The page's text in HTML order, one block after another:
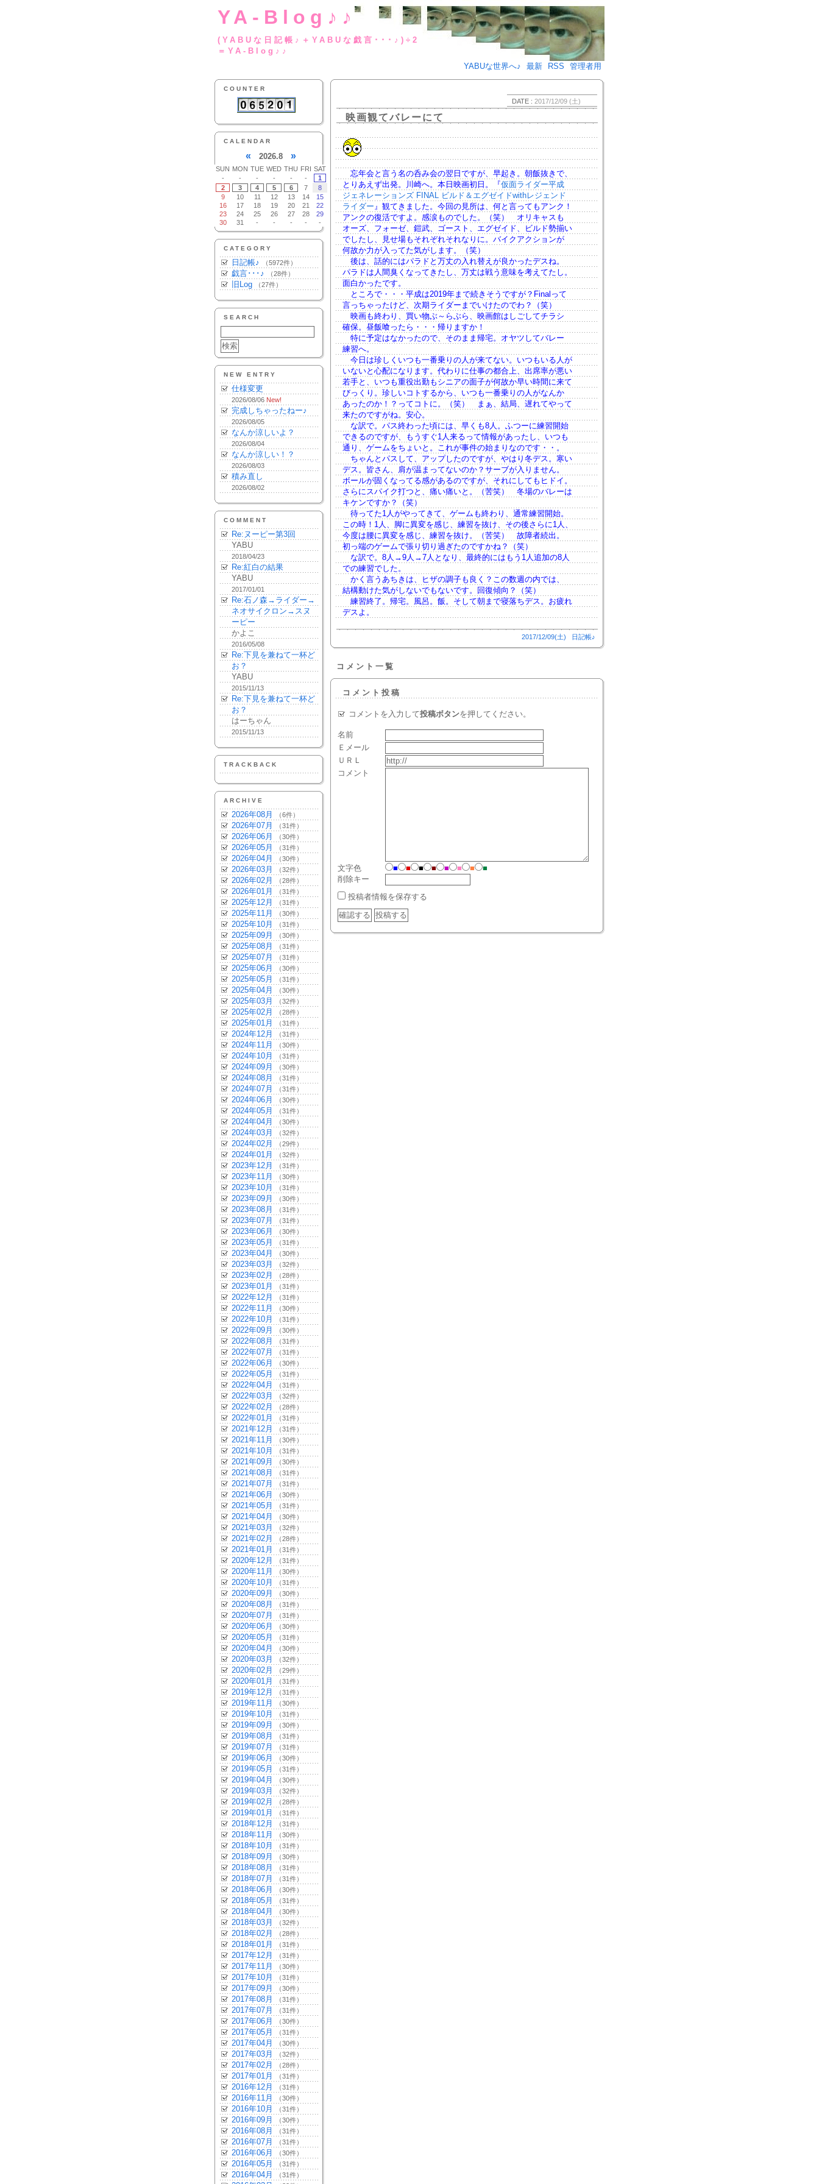
YA-Blog♪♪
(YABUな日記帳♪＋YABUな戯言･･･♪)÷2
＝YA-Blog♪♪
YABUな世界へ♪
最新 RSS 管理者用
COUNTER
CALENDAR
« 2026.8 »
SUN MON TUE WED THU FRI SAT
-
- - - - -
1
2
3 4 5 6 7
8
9
10 11 12 13 14
15
16
17 18 19 20 21
22
23
24 25 26 27 28
29
30
31 - - - - -
CATEGORY
日記帳♪ （5972件）
戯言･･･♪ （28件）
旧Log （27件）
SEARCH
NEW ENTRY
仕様変更
2026/08/06 New!
完成しちゃったねー♪
2026/08/05
なんか涼しいよ？
2026/08/04
なんか涼しい！？
2026/08/03
積み直し
2026/08/02
COMMENT
Re:ヌーピー第3回
YABU
2018/04/23
Re:紅白の結果
YABU
2017/01/01
Re:石ノ森→ライダー→
ネオサイクロン→スヌ
ーピー
かよこ
2016/05/08
Re:下見を兼ねて一杯ど
お？
YABU
2015/11/13
Re:下見を兼ねて一杯ど
お？
はーちゃん
2015/11/13
TRACKBACK
ARCHIVE
2026年08月 （6件）
2026年07月 （31件）
2026年06月 （30件）
2026年05月 （31件）
2026年04月 （30件）
2026年03月 （32件）
2026年02月 （28件）
2026年01月 （31件）
2025年12月 （31件）
2025年11月 （30件）
2025年10月 （31件）
2025年09月 （30件）
2025年08月 （31件）
2025年07月 （31件）
2025年06月 （30件）
2025年05月 （31件）
2025年04月 （30件）
2025年03月 （32件）
2025年02月 （28件）
2025年01月 （31件）
2024年12月 （31件）
2024年11月 （30件）
2024年10月 （31件）
2024年09月 （30件）
2024年08月 （31件）
2024年07月 （31件）
2024年06月 （30件）
2024年05月 （31件）
2024年04月 （30件）
2024年03月 （32件）
2024年02月 （29件）
2024年01月 （32件）
2023年12月 （31件）
2023年11月 （30件）
2023年10月 （31件）
2023年09月 （30件）
2023年08月 （31件）
2023年07月 （31件）
2023年06月 （30件）
2023年05月 （31件）
2023年04月 （30件）
2023年03月 （32件）
2023年02月 （28件）
2023年01月 （31件）
2022年12月 （31件）
2022年11月 （30件）
2022年10月 （31件）
2022年09月 （30件）
2022年08月 （31件）
2022年07月 （31件）
2022年06月 （30件）
2022年05月 （31件）
2022年04月 （31件）
2022年03月 （32件）
2022年02月 （28件）
2022年01月 （31件）
2021年12月 （31件）
2021年11月 （30件）
2021年10月 （31件）
2021年09月 （30件）
2021年08月 （31件）
2021年07月 （31件）
2021年06月 （30件）
2021年05月 （31件）
2021年04月 （30件）
2021年03月 （32件）
2021年02月 （28件）
2021年01月 （31件）
2020年12月 （31件）
2020年11月 （30件）
2020年10月 （31件）
2020年09月 （30件）
2020年08月 （31件）
2020年07月 （31件）
2020年06月 （30件）
2020年05月 （31件）
2020年04月 （30件）
2020年03月 （32件）
2020年02月 （29件）
2020年01月 （31件）
2019年12月 （31件）
2019年11月 （30件）
2019年10月 （31件）
2019年09月 （30件）
2019年08月 （31件）
2019年07月 （31件）
2019年06月 （30件）
2019年05月 （31件）
2019年04月 （30件）
2019年03月 （32件）
2019年02月 （28件）
2019年01月 （31件）
2018年12月 （31件）
2018年11月 （30件）
2018年10月 （31件）
2018年09月 （30件）
2018年08月 （31件）
2018年07月 （31件）
2018年06月 （30件）
2018年05月 （31件）
2018年04月 （30件）
2018年03月 （32件）
2018年02月 （28件）
2018年01月 （31件）
2017年12月 （31件）
2017年11月 （30件）
2017年10月 （31件）
2017年09月 （30件）
2017年08月 （31件）
2017年07月 （31件）
2017年06月 （30件）
2017年05月 （31件）
2017年04月 （30件）
2017年03月 （32件）
2017年02月 （28件）
2017年01月 （31件）
2016年12月 （31件）
2016年11月 （30件）
2016年10月 （31件）
2016年09月 （30件）
2016年08月 （31件）
2016年07月 （31件）
2016年06月 （30件）
2016年05月 （31件）
2016年04月 （31件）
DATE : 2017/12/09 (土)
映画観てバレーにて
忘年会と言う名の呑み会の翌日ですが、早起き。朝飯抜きで、
とりあえず出発。川崎へ。本日映画初日。『仮面ライダー平成
ジェネレーションズ FINAL ビルド＆エグゼイドwithレジェンド
ライダー』観てきました。今回の見所は、何と言ってもアンク！
アンクの復活ですよ。感涙ものでした。（笑） オリキャスも
オーズ、フォーゼ、鎧武、ゴースト、エグゼイド、ビルド勢揃い
でしたし、見せ場もそれぞれそれなりに。バイクアクションが
何故か力が入ってた気がします。（笑）
後は、話的にはパラドと万丈の入れ替えが良かったデスね。
パラドは人間臭くなってきたし、万丈は戦う意味を考えてたし。
面白かったです。
ところで・・・平成は2019年まで続きそうですが？Finalって
言っちゃったけど、次期ライダーまでいけたのでわ？（笑）
映画も終わり、買い物ぶ～らぶら、映画館はしごしてチラシ
確保。昼飯喰ったら・・・帰りますか！
特に予定はなかったので、そのまま帰宅。オヤツしてバレー
練習へ。
今日は珍しくいつも一番乗りの人が来てない。いつもいる人が
いないと心配になります。代わりに仕事の都合上、出席率が悪い
若手と、いつも重役出勤もシニアの面子が何故か早い時間に来て
びっくり。珍しいコトするから、いつも一番乗りの人がなんか
あったのか！？ってコトに。（笑） まぁ、結局、遅れてやって
来たのですがね。安心。
な訳で。パス終わった頃には、早くも8人。ふつーに練習開始
できるのですが、もうすぐ1人来るって情報があったし、いつも
通り、ゲームをちょいと。これが事件の始まりなのです・・。
ちゃんとパスして、アップしたのですが、やはり冬デス。寒い
デス。皆さん、肩が温まってないのか？サーブが入りません。
ボールが固くなってる感があるのですが、それにしてもヒドイ。
さらにスパイク打つと、痛い痛いと。（苦笑） 冬場のバレーは
キケンですか？（笑）
待ってた1人がやってきて、ゲームも終わり、通常練習開始。
この時！1人、脚に異変を感じ、練習を抜け、その後さらに1人、
今度は腰に異変を感じ、練習を抜け。（苦笑） 故障者続出。
初っ端のゲームで張り切り過ぎたのですかね？（笑）
な訳で。8人→9人→7人となり、最終的にはもう1人追加の8人
での練習でした。
かく言うあちきは、ヒザの調子も良く？この数週の内では、
結構動けた気がしないでもないです。回復傾向？（笑）
練習終了。帰宅。風呂。飯。そして朝まで寝落ちデス。お疲れ
デスよ。
2017/12/09(土) 日記帳♪
コメント一覧
コメント投稿
コメントを入力して投稿ボタンを押してください。
名前
Ｅメール
ＵＲＬ
コメント
文字色 ■ ■ ■ ■ ■ ■ ■
■
削除キー
投稿者情報を保存する